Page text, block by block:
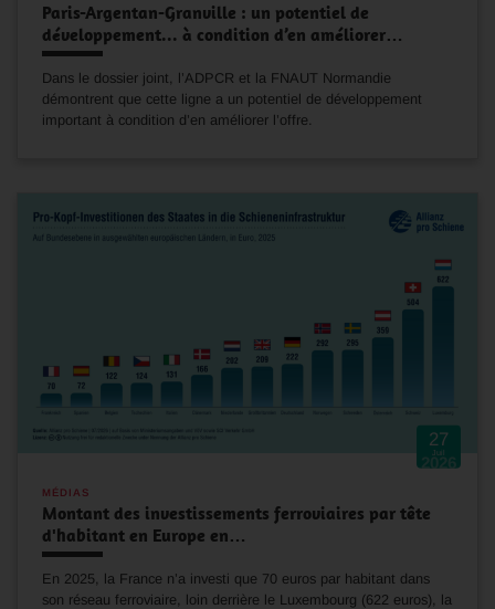
Paris-Argentan-Granville : un potentiel de
développement... à condition d’en améliorer…
Dans le dossier joint, l’ADPCR et la FNAUT Normandie
démontrent que cette ligne a un potentiel de développement
important à condition d’en améliorer l’offre.
27
Juil
2026
MÉDIAS
Montant des investissements ferroviaires par tête
d'habitant en Europe en…
En 2025, la France n’a investi que 70 euros par habitant dans
son réseau ferroviaire, loin derrière le Luxembourg (622 euros), la